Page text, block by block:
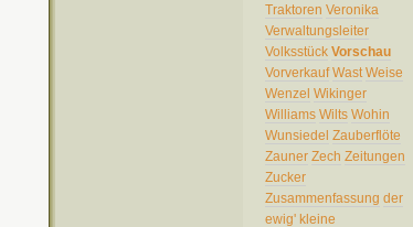
Traktoren Veronika
Verwaltungsleiter
Volksstück Vorschau
Vorverkauf Wast Weise
Wenzel Wikinger
Williams Wilts Wohin
Wunsiedel Zauberflöte
Zauner Zech Zeitungen
Zucker
Zusammenfassung der
ewig' kleine